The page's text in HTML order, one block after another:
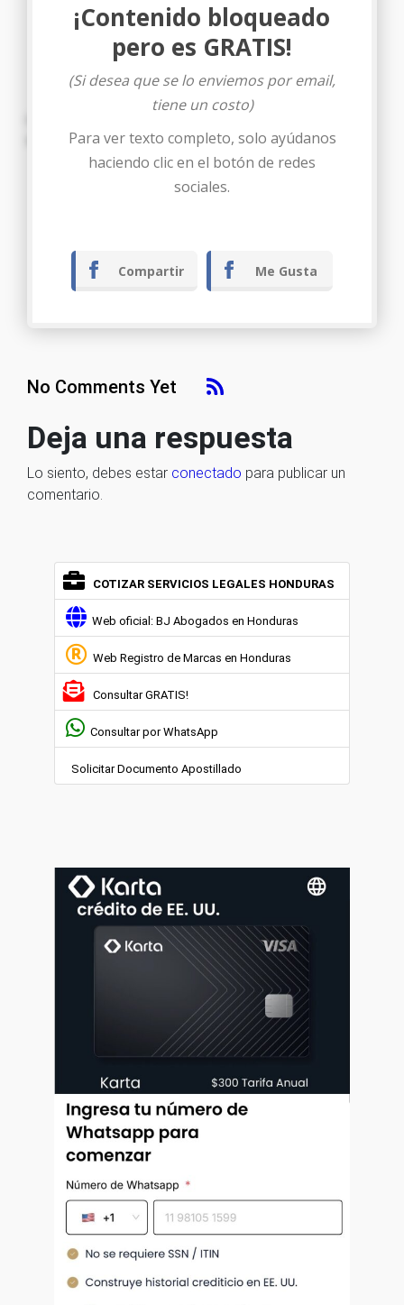
documentación y resolver de conformidad.
¡Contenido bloqueado
pero es GRATIS!
(Si desea que se lo enviemos por email,
tiene un costo)
Para ver texto completo, solo ayúdanos
haciendo clic en el botón de redes
sociales.
Compartir Me Gusta
No Comments Yet
Deja una respuesta
Lo siento, debes estar conectado para publicar un
comentario.
COTIZAR SERVICIOS LEGALES HONDURAS
Web oficial: BJ Abogados en Honduras
Web Registro de Marcas en Honduras
Consultar GRATIS!
Consultar por WhatsApp
Solicitar Documento Apostillado